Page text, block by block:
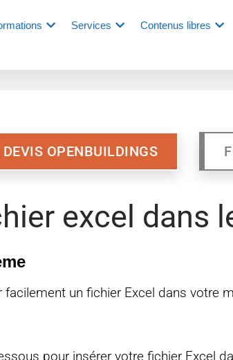
Services Contenus libres
DEVIS OPENBUILDINGS
excel dans
un fichier Excel dans votre
pour insérer votre fichier Excel